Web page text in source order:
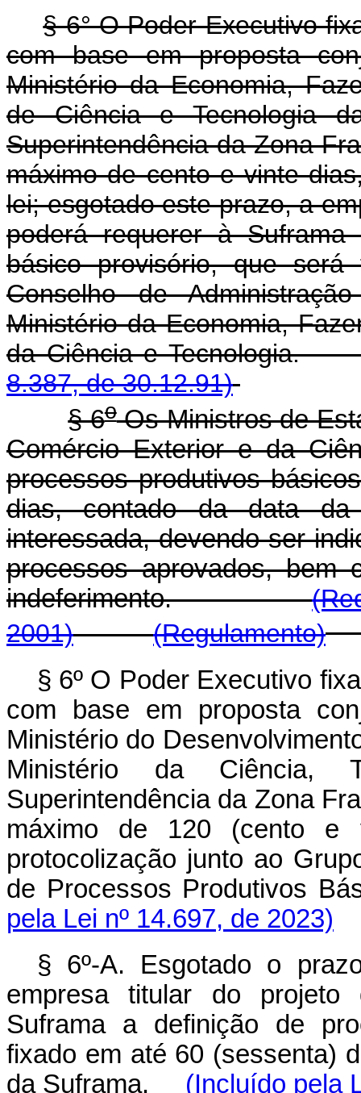
§ 6° O Poder Executivo
com base em proposta
Ministério da Economia,
de Ciência e Tecnologia
Superintendência da Zona
máximo de cento e vinte
lei; esgotado este prazo, a
poderá requerer à
básico provisório, que
Conselho de
Ministério da Economia,
da Ciência e
8.387, de 30.12.91)
§ 6oOs Ministros de
Comércio Exterior e da
processos produtivos
dias, contado da data da
interessada, devendo ser
processos aprovados, bem
indeferimento.
2001)
(Regulamento)
§ 6º O Poder Executivo
com base em proposta
Ministério do
Ministério da Ciência,
Superintendência da Zona
máximo de 120 (cento e
protocolização junto ao
de Processos Produtivos
pela Lei nº 14.697, de 2023)
§ 6º-A. Esgotado o
empresa titular do projeto
Suframa a definição de
fixado em até 60 (sessenta)
da Suframa. (Incluído pela